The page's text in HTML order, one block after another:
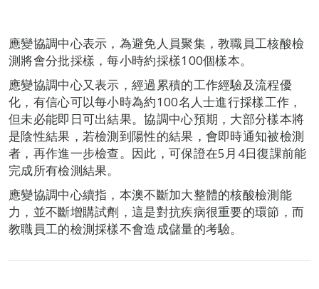
應變協調中心表示，為避免人員聚集，教職員工核酸檢
測將會分批採樣，每小時約採樣100個樣本。
應變協調中心又表示，經過累積的工作經驗及流程優
化，有信心可以每小時為約100名人士進行採樣工作，
但未必能即日可出結果。協調中心預期，大部分樣本將
是陰性結果，若檢測到陽性的結果，會即時通知被檢測
者，再作進一步檢查。因此，可保證在5月4日復課前能
完成所有檢測結果。
應變協調中心續指，本澳不斷加大整體的核酸檢測能
力，並不斷增購試劑，這是對抗疾病很重要的環節，而
教職員工的檢測採樣不會造成儲量的考驗。